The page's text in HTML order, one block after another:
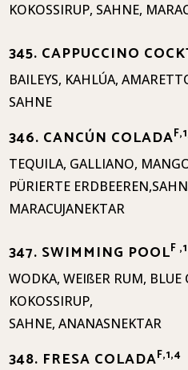
KOKOSSIRUP, SAHNE,
345. CAPPUCCINO
BAILEYS, KAHLÚA,
SAHNE
346. CANCÚN COLADA
TEQUILA, GALLIANO,
PÜRIERTE
MARACUJANEKTAR
347. SWIMMING POOLF ,1
WODKA, WEIßER RUM, BLUE
KOKOSSIRUP,
SAHNE, ANANASNEKTAR
348. FRESA COLADAF,1,4